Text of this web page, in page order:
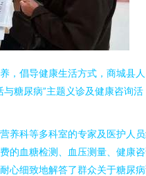
，倡导健康生活方式，商城县
糖尿病”主题义诊及健康咨询活
养科等多科室的专家及医护人
的血糖检测、血压测量、健康
心细致地解答了群众关于糖尿